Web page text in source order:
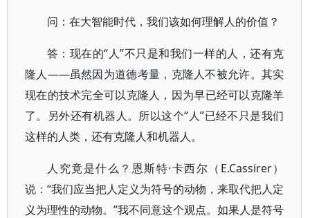
问：在大智能时代，我们该如何理解人的价值？
答：现在的“人”不只是和我们一样的人，还有克
隆人——虽然因为道德考量，克隆人不被允许。其实
现在的技术完全可以克隆人，因为早已经可以克隆羊
了。另外还有机器人。所以这个“人”已经不只是我们
这样的人类，还有克隆人和机器人。
人究竟是什么？恩斯特·卡西尔（E.Cassirer）
说：“我们应当把人定义为符号的动物，来取代把人定
义为理性的动物。”我不同意这个观点。如果人是符号